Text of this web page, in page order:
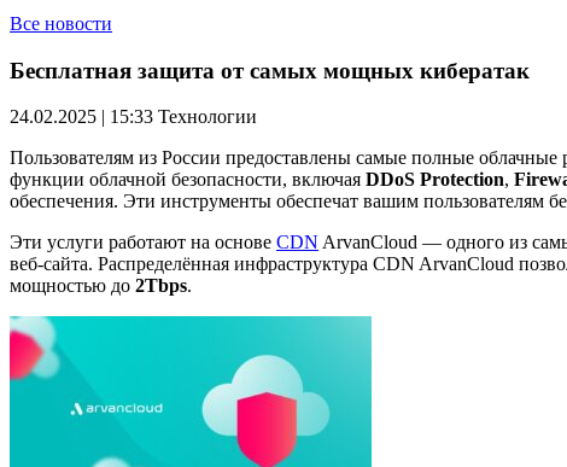
Все новости
Бесплатная защита от самых мощных кибератак
24.02.2025 | 15:33 Технологии
Пользователям из России предоставлены самые полные
функции облачной безопасности, включая DDoS Protection,
обеспечения. Эти инструменты обеспечат вашим пользователям
Эти услуги работают на основе CDN ArvanCloud — одного из
веб-сайта. Распределённая инфраструктура CDN ArvanCloud
мощностью до 2Tbps.